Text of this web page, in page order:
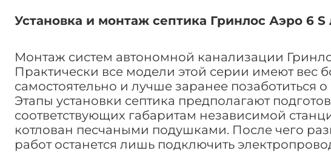
Установка и монтаж септика Гринлос Аэро 6 S
Монтаж систем автономной канализации
Практически все модели этой серии имеют вес
самостоятельно и лучше заранее позаботиться
Этапы установки септика предполагают
соответствующих габаритам независимой
котлован песчаными подушками. После чего
работ останется лишь подключить